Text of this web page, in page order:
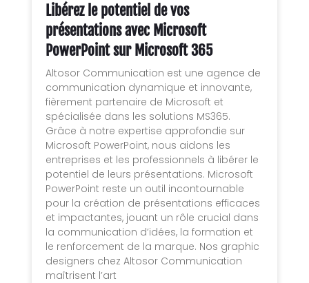
Libérez le potentiel de vos
présentations avec Microsoft
PowerPoint sur Microsoft 365
Altosor Communication est une agence de
communication dynamique et innovante,
fièrement partenaire de Microsoft et
spécialisée dans les solutions MS365.
Grâce à notre expertise approfondie sur
Microsoft PowerPoint, nous aidons les
entreprises et les professionnels à libérer le
potentiel de leurs présentations. Microsoft
PowerPoint reste un outil incontournable
pour la création de présentations efficaces
et impactantes, jouant un rôle crucial dans
la communication d’idées, la formation et
le renforcement de la marque. Nos graphic
designers chez Altosor Communication
maîtrisent l’art